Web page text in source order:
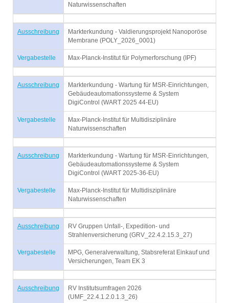
Naturwissenschaften
Ausschreibung
Markterkundung - Valdierungsprojekt Nanoporöse
Membrane (POLY_2026_0001)
Vergabestelle Max-Planck-Institut für Polymerforschung (IPF)
Ausschreibung
Markterkundung - Wartung für MSR-Einrichtungen,
Gebäudeautomationssysteme & System
DigiControl (WART 2025 44-EU)
Vergabestelle
Max-Planck-Institut für Multidisziplinäre
Naturwissenschaften
Ausschreibung
Markterkundung - Wartung für MSR-Einrichtungen,
Gebäudeautomationssysteme & System
DigiControl (WART 2025-36-EU)
Vergabestelle
Max-Planck-Institut für Multidisziplinäre
Naturwissenschaften
Ausschreibung
RV Gruppen Unfall-, Expedition- und
Strahlenversicherung (GRV_22.4.2.15.3_27)
Vergabestelle
MPG, Generalverwaltung, Stabsreferat Einkauf und
Versicherungen, Team EK 3
Ausschreibung
RV Institutsumfragen 2026
(UMF_22.4.1.2.0.1.3_26)